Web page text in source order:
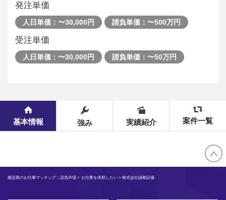
発注単価
人日単価：〜30,000円 請負単価：〜500万円
受注単価
人日単価：〜30,000円 請負単価：〜50万円
基本情報 強み 実績紹介 案件一覧
建設業のお仕事マッチング｜請負市場 > お仕事を依頼したい> 株式会社誠都設備